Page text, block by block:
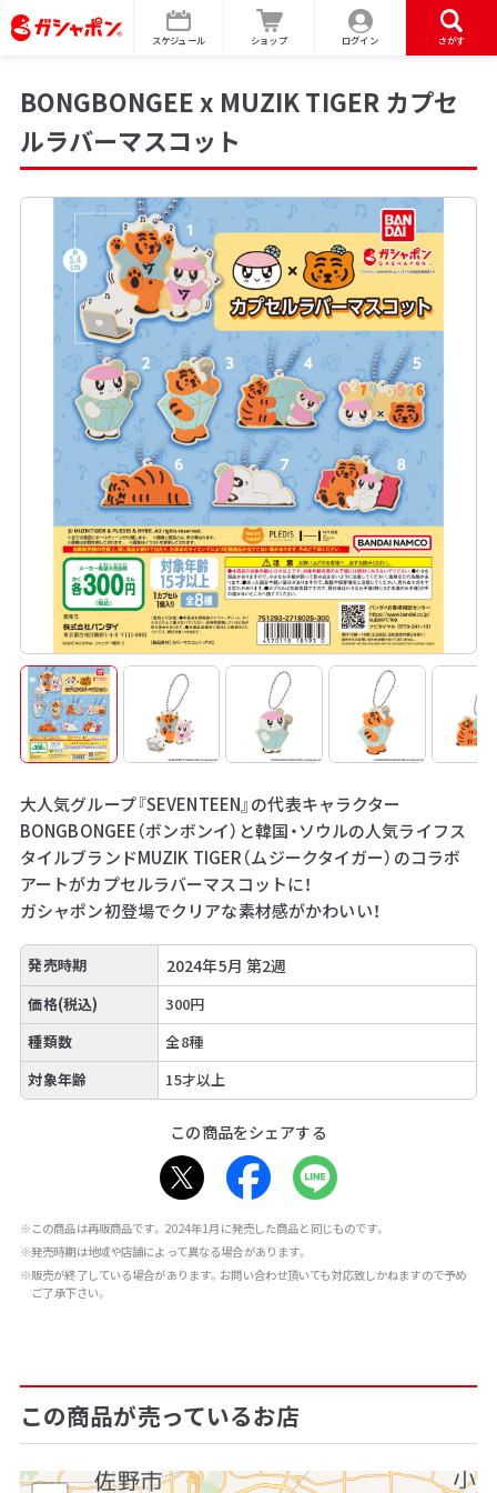
スケジュール ショップ ログイン さがす
BONGBONGEE x MUZIK TIGER カプセ
ルラバーマスコット
大人気グループ『SEVENTEEN』の代表キャラクター
BONGBONGEE（ボンボンイ）と韓国・ソウルの人気ライフス
タイルブランドMUZIK TIGER（ムジークタイガー）のコラボ
アートがカプセルラバーマスコットに！
ガシャポン初登場でクリアな素材感がかわいい！
発売時期 2024年5月 第2週
価格(税込)
300円
種類数
全8種
対象年齢
15才以上
この商品をシェアする
※この商品は再販商品です。2024年1月に発売した商品と同じものです。
※発売時期は地域や店舗によって異なる場合があります。
※販売が終了している場合があります。お問い合わせ頂いても対応致しかねますので予め
ご了承下さい。
この商品が売っているお店